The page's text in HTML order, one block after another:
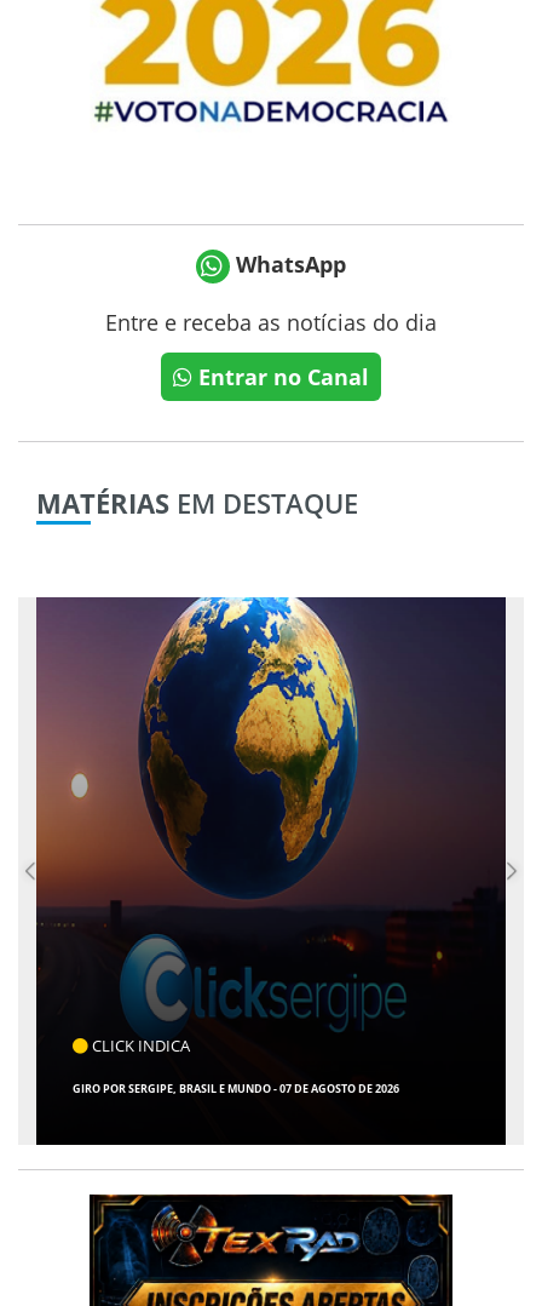
WhatsApp
Entre e receba as notícias do dia
Entrar no Canal
MATÉRIAS EM DESTAQUE
COTIDIANO
ENTRE AS CAPITAIS DO NORDESTE